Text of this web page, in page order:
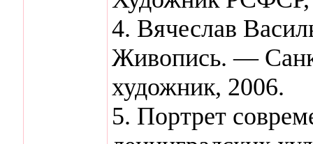
4. Вячеслав
Живопись. —
художник, 2006.
5. Портрет